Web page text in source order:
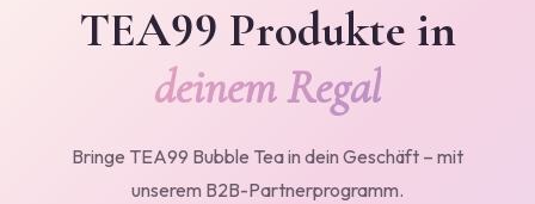
TEA99 Produkte in
deinem Regal
Bringe TEA99 Bubble Tea in dein Geschäft – mit
unserem B2B-Partnerprogramm.